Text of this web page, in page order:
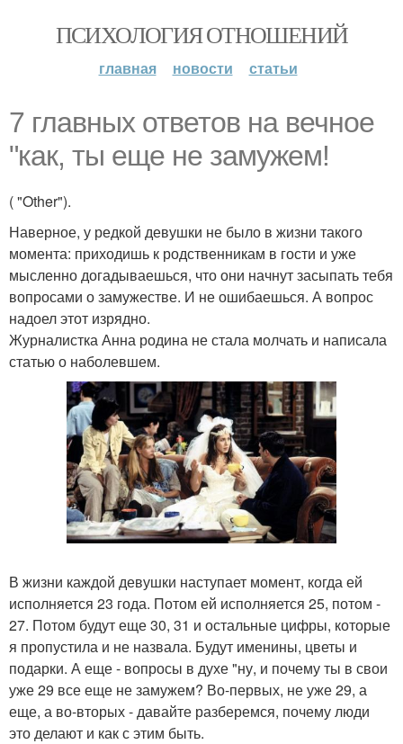
ПСИХОЛОГИЯ ОТНОШЕНИЙ
главная новости статьи
7 главных ответов на вечное
"как, ты еще не замужем!
( "Other").
Наверное, у редкой девушки не было в жизни такого
момента: приходишь к родственникам в гости и уже
мысленно догадываешься, что они начнут засыпать тебя
вопросами о замужестве. И не ошибаешься. А вопрос
надоел этот изрядно.
Журналистка Анна родина не стала молчать и написала
статью о наболевшем.
В жизни каждой девушки наступает момент, когда ей
исполняется 23 года. Потом ей исполняется 25, потом -
27. Потом будут еще 30, 31 и остальные цифры, которые
я пропустила и не назвала. Будут именины, цветы и
подарки. А еще - вопросы в духе "ну, и почему ты в свои
уже 29 все еще не замужем? Во-первых, не уже 29, а
еще, а во-вторых - давайте разберемся, почему люди
это делают и как с этим быть.